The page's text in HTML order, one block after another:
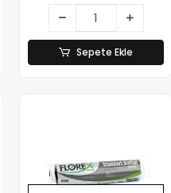
Sepete Ekle